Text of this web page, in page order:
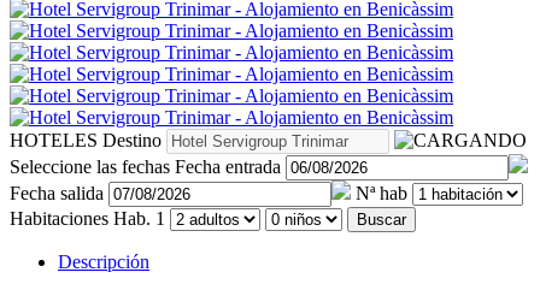
HOTELES Destino
Seleccione las fechas Fecha entrada
Fecha salida
Nª hab
Habitaciones Hab. 1 Buscar
Descripción